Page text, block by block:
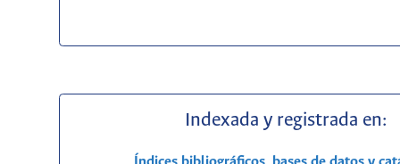
Indexada y registrada en: